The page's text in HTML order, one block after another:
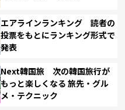
エアラインランキング 読者の
投票をもとにランキング形式で
発表
Next韓国旅 次の韓国旅行が
もっと楽しくなる 旅先・グル
メ・テクニック